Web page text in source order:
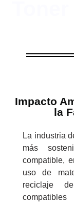
Impacto
la
La industria
más
compatible,
uso de
reciclaje